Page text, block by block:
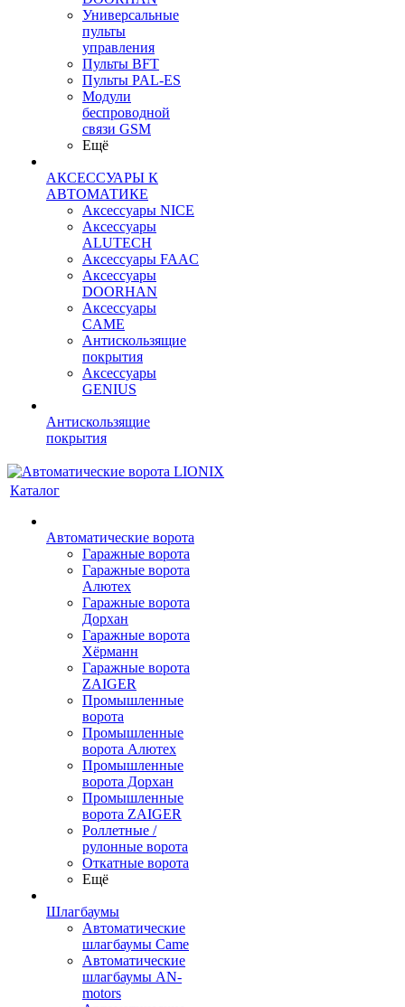
Универсальные
пульты
управления
Пульты BFT
Пульты PAL-ES
Модули
беспроводной
связи GSM
Ещё
АКСЕССУАРЫ К
АВТОМАТИКЕ
Аксессуары NICE
Аксессуары
ALUTECH
Аксессуары FAAC
Аксессуары
DOORHAN
Аксессуары
CAME
Антискользящие
покрытия
Аксессуары
GENIUS
Антискользящие
покрытия
Каталог
Автоматические ворота
Гаражные ворота
Гаражные ворота
Алютех
Гаражные ворота
Дорхан
Гаражные ворота
Хёрманн
Гаражные ворота
ZAIGER
Промышленные
ворота
Промышленные
ворота Алютех
Промышленные
ворота Дорхан
Промышленные
ворота ZAIGER
Роллетные /
рулонные ворота
Откатные ворота
Ещё
Шлагбаумы
Автоматические
шлагбаумы Came
Автоматические
шлагбаумы AN-
motors